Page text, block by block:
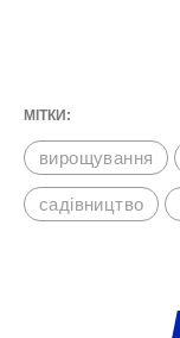
МІТКИ:
вирощування
садівництво